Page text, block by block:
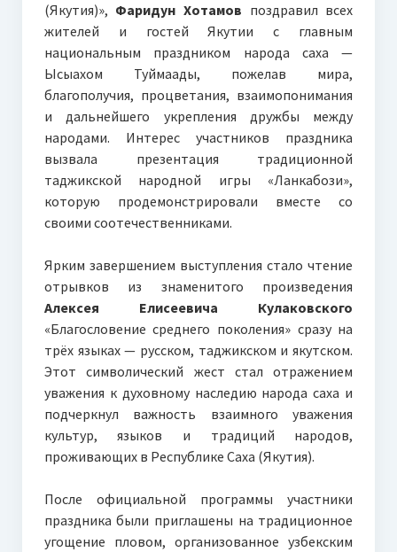
(Якутия)», Фаридун Хотамов поздравил всех
жителей и гостей Якутии с главным
национальным праздником народа саха —
Ысыахом Туймаады, пожелав мира,
благополучия, процветания, взаимопонимания
и дальнейшего укрепления дружбы между
народами. Интерес участников праздника
вызвала презентация традиционной
таджикской народной игры «Ланкабози»,
которую продемонстрировали вместе со
своими соотечественниками.
Ярким завершением выступления стало чтение
отрывков из знаменитого произведения
Алексея Елисеевича Кулаковского
«Благословение среднего поколения» сразу на
трёх языках — русском, таджикском и якутском.
Этот символический жест стал отражением
уважения к духовному наследию народа саха и
подчеркнул важность взаимного уважения
культур, языков и традиций народов,
проживающих в Республике Саха (Якутия).
После официальной программы участники
праздника были приглашены на традиционное
угощение пловом, организованное узбекским